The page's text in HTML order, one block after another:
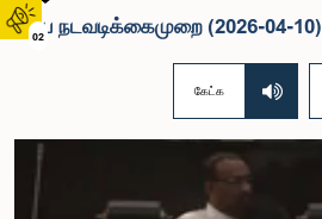
02
சபை நடவடிக்கைமுறை (2026-04-10)
கேட்க